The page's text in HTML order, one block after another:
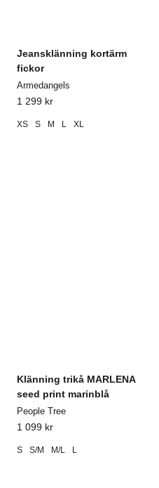
Jeansklänning kortärm
fickor
Armedangels
1 299 kr
XS S M L XL
Klänning trikå MARLENA
seed print marinblå
People Tree
1 099 kr
S S/M M/L L